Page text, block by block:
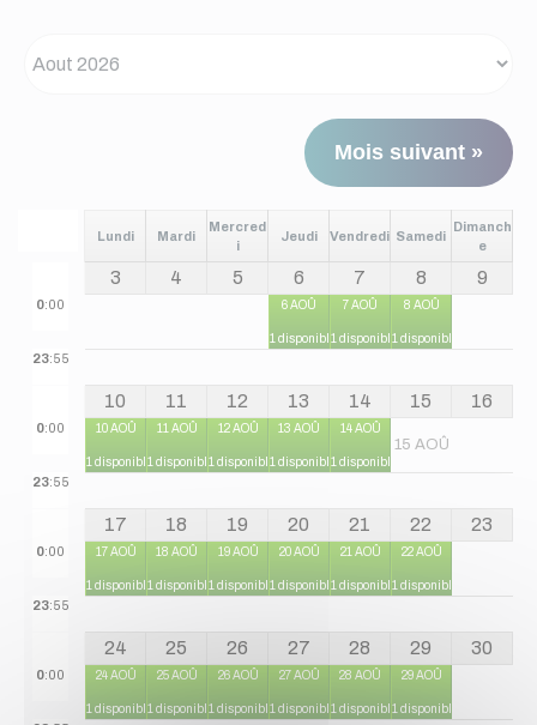
Mois suivant »
Lundi Mardi
Mercred
i
Jeudi Vendredi Samedi
Dimanch
e
3 4 5 6 7 8 9
0:00 6 AOÛ
1 disponible
7 AOÛ
1 disponible
8 AOÛ
1 disponible
23:55
10 11 12 13 14 15 16
0:00 10 AOÛ
1 disponible
11 AOÛ
1 disponible
12 AOÛ
1 disponible
13 AOÛ
1 disponible
14 AOÛ
1 disponible
15 AOÛ
23:55
17 18 19 20 21 22 23
0:00 17 AOÛ
1 disponible
18 AOÛ
1 disponible
19 AOÛ
1 disponible
20 AOÛ
1 disponible
21 AOÛ
1 disponible
22 AOÛ
1 disponible
23:55
24 25 26 27 28 29 30
0:00 24 AOÛ
1 disponible
25 AOÛ
1 disponible
26 AOÛ
1 disponible
27 AOÛ
1 disponible
28 AOÛ
1 disponible
29 AOÛ
1 disponible